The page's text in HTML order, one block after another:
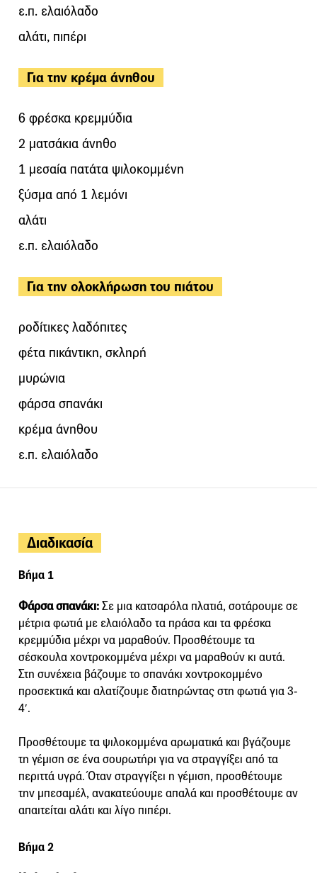
ε.π. ελαιόλαδο
αλάτι, πιπέρι
Για την κρέμα άνηθου
6 φρέσκα κρεμμύδια
2 ματσάκια άνηθο
1 μεσαία πατάτα ψιλοκομμένη
ξύσμα από 1 λεμόνι
αλάτι
ε.π. ελαιόλαδο
Για την ολοκλήρωση του πιάτου
ροδίτικες λαδόπιτες
φέτα πικάντικη, σκληρή
μυρώνια
φάρσα σπανάκι
κρέμα άνηθου
ε.π. ελαιόλαδο
Διαδικασία
Βήμα 1
Φάρσα σπανάκι:Σε μια κατσαρόλα πλατιά, σοτάρουμε σε
μέτρια φωτιά με ελαιόλαδο τα πράσα και τα φρέσκα
κρεμμύδια μέχρι να μαραθούν. Προσθέτουμε τα
σέσκουλα χοντροκομμένα μέχρι να μαραθούν κι αυτά.
Στη συνέχεια βάζουμε το σπανάκι χοντροκομμένο
προσεκτικά και αλατίζουμε διατηρώντας στη φωτιά για 3-
4′.
Προσθέτουμε τα ψιλοκομμένα αρωματικά και βγάζουμε
τη γέμιση σε ένα σουρωτήρι για να στραγγίξει από τα
περιττά υγρά. Όταν στραγγίξει η γέμιση, προσθέτουμε
την μπεσαμέλ, ανακατεύουμε απαλά και προσθέτουμε αν
απαιτείται αλάτι και λίγο πιπέρι.
Βήμα 2